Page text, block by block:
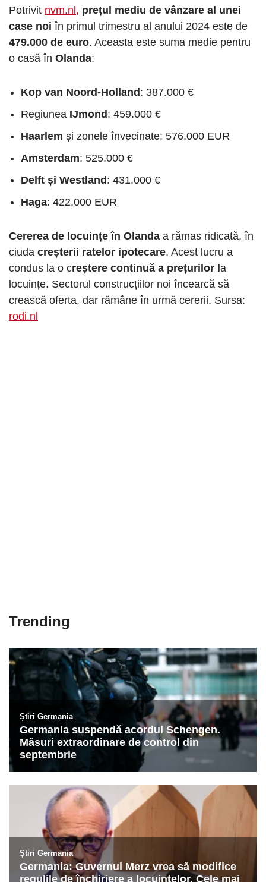
Potrivit nvm.nl, prețul mediu de vânzare al unei
case noiîn primul trimestru al anului 2024 este de
479.000 de euro. Aceasta este suma medie pentru
o casă în Olanda:
Kop van Noord-Holland: 387.000 €
Regiunea IJmond: 459.000 €
Haarlem și zonele învecinate: 576.000 EUR
Amsterdam: 525.000 €
Delft și Westland: 431.000 €
Haga: 422.000 EUR
Cererea de locuințe în Olanda a rămas ridicată, în
ciuda creșterii ratelor ipotecare. Acest lucru a
condus la o creștere continuă a prețurilor la
locuințe. Sectorul construcțiilor noi încearcă să
crească oferta, dar rămâne în urmă cererii. Sursa:
rodi.nl
Trending